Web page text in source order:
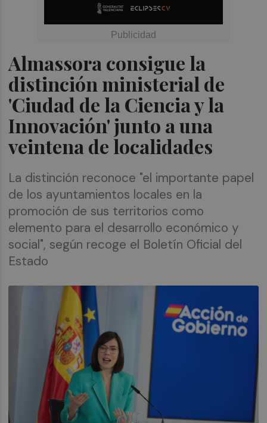
Almassora consigue la
distinción ministerial de
'Ciudad de la Ciencia y la
Innovación' junto a una
veintena de localidades
La distinción reconoce "el importante papel
de los ayuntamientos locales en la
promoción de sus territorios como
elemento para el desarrollo económico y
social", según recoge el Boletín Oficial del
Estado